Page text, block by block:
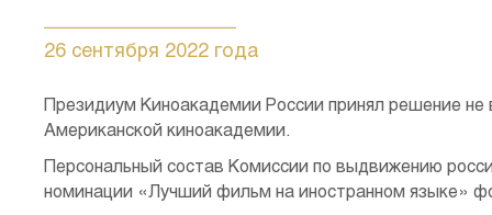
26 сентября 2022 года
Президиум Киноакадемии России принял решение
Американской киноакадемии.
Персональный состав Комиссии по выдвижению
номинации «Лучший фильм на иностранном языке»